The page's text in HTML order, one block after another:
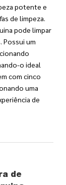
potente e
de limpeza.
pode limpar
Possui um
o ideal
com cinco
uma
de
de